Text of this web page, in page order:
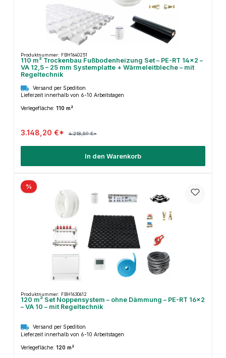
Produktnummer: FBH1640251
110 m² Trockenbau Fußbodenheizung Set – PE-RT 14×2 –
VA 12,5 – 25 mm Systemplatte + Wärmeleitbleche – mit
Regeltechnik
Versand per Spedition
Lieferzeit innerhalb von 6-10 Arbeitstagen
Verlegefläche: 110 m²
3.148,20 €* 4.218,59 €*
In den Warenkorb
%
Produktnummer: FBH1630612
120 m² Set Noppensystem – ohne Dämmung – PE-RT 16×2
– VA 10 – mit Regeltechnik
Versand per Spedition
Lieferzeit innerhalb von 6-10 Arbeitstagen
Verlegefläche: 120 m²